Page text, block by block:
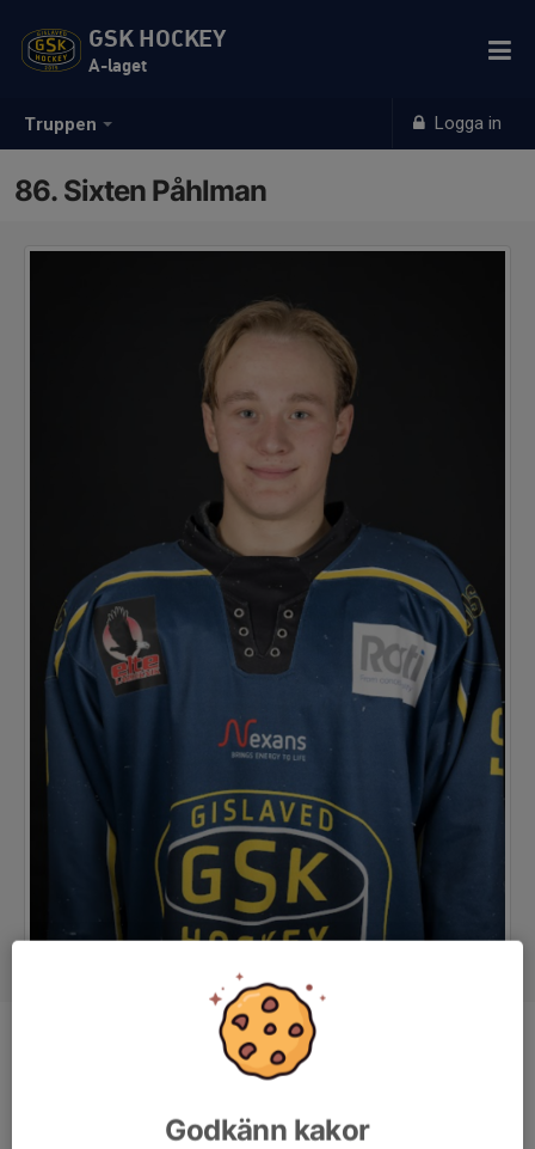
Truppen Logga in
GSK HOCKEY
A-laget
86. Sixten Påhlman
Forward
173 cm
Godkänn kakor